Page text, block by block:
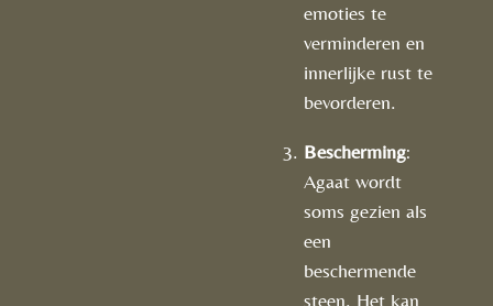
emoties te
verminderen en
innerlijke rust te
bevorderen.
Bescherming:
Agaat wordt
soms gezien als
een
beschermende
steen. Het kan